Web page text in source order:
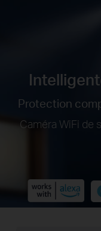
Protection
Caméra WiFi de